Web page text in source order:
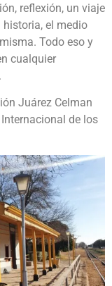
reflexión, un viaje
el medio
Todo eso y
cualquier
Juárez Celman
de los